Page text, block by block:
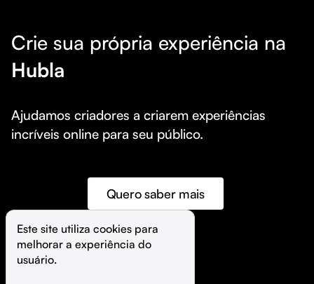
Crie sua própria experiência na
Hubla
Ajudamos criadores a criarem experiências
incríveis online para seu público.
Quero saber mais
©️ Hubla Tecnologia Ltda • 2026
Este site utiliza cookies para
melhorar a experiência do
usuário.